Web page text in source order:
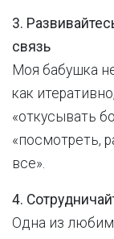
3.
связь
Моя бабушка
как
«откусывать
«посмотреть,
все».
4.
Одна из